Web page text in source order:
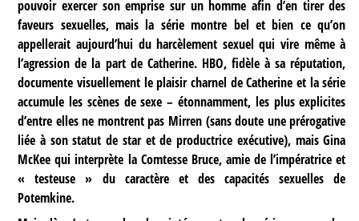
pouvoir exercer son emprise sur un homme afin d’en tirer des
faveurs sexuelles, mais la série montre bel et bien ce qu’on
appellerait aujourd’hui du harcèlement sexuel qui vire même à
l’agression de la part de Catherine. HBO, fidèle à sa réputation,
documente visuellement le plaisir charnel de Catherine et la série
accumule les scènes de sexe – étonnamment, les plus explicites
d’entre elles ne montrent pas Mirren (sans doute une prérogative
liée à son statut de star et de productrice exécutive), mais Gina
McKee qui interprète la Comtesse Bruce, amie de l’impératrice et
« testeuse » du caractère et des capacités sexuelles de
Potemkine.